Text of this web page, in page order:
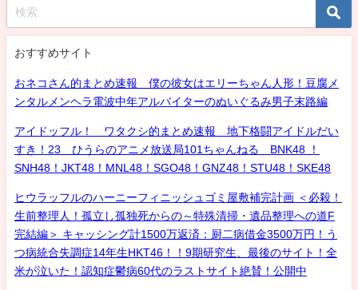
おすすめサイト
おネコさん的まとめ速報 僕の彼女はエリーちゃん人形！豆腐メ
ンタルメンヘラ電波中年アルバイターのぬいぐるみ男子末路編
アイドッフル！ ワタクシ的まとめ速報 地下格闘アイドルだい
すき！23 ひうらのアニメ放送局101ちゃんねる BNK48 ！
SNH48！JKT48！MNL48！SGO48！GNZ48！STU48！SKE48
ヒウラッフルのハーニーフィニッシュゴミ屋敷補完計画 ＜必殺！
生前整理人！孤立し孤独死からの～特殊清掃・遺品整理への道F
完結編＞ キャッシング計1500万返済：厨二病借金3500万円！う
つ病統合失調症14年生HKT46！！9期研究生、最後のサイト！全
米が泣いた！認知症鬱病60代のラストサイト絶賛！公開中